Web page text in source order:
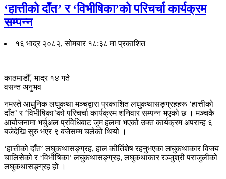
‘हात्तीको दाँत’ र ‘विभीषिका’को परिचर्चा कार्यक्रम
सम्पन्न
१६ भाद्र २०८२, सोमबार १८:३८ मा प्रकाशित
काठमाडौँ, भाद्र १४ गते
वसन्त अनुभव
नमस्ते आधुनिक लघुकथा मञ्चद्वारा प्रकाशित लघुकथासङ्ग्रहहरू ‘हात्तीको
दाँत’ र ‘विभीषिका’को परिचर्चा कार्यक्रम शनिवार सम्पन्न भएको छ । मञ्चकै
आयोजनामा भर्चुअल प्रविधिबाट जुम हलमा भएको उक्त कार्यक्रम अपरान्ह ६
बजेदेखि सुरु भएर ९ बजेसम्म चलेको थियोे ।
‘हात्तीको दाँत’ लघुकथासङ्ग्रह, हाल कीर्तिशेष रहनुभएका लघुकथाकार विजय
चालिसेको र ‘विभीषिका’ लघुकथासङ्ग्रह, लघुकथाकार रञ्जुश्री पराजुलीको
लघुकथासङ्ग्रह हो ।